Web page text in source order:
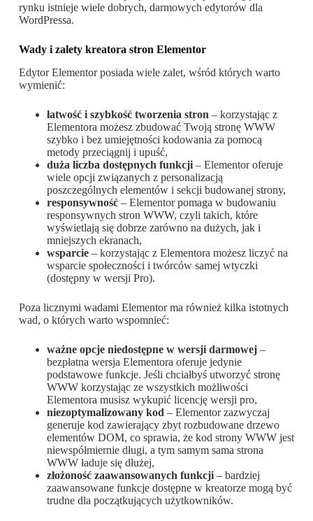
rynku istnieje wiele dobrych, darmowych edytorów dla
WordPressa.
Wady i zalety kreatora stron Elementor
Edytor Elementor posiada wiele zalet, wśród których warto
wymienić:
łatwość i szybkość tworzenia stron – korzystając z
Elementora możesz zbudować Twoją stronę WWW
szybko i bez umiejętności kodowania za pomocą
metody przeciągnij i upuść,
duża liczba dostępnych funkcji– Elementor oferuje
wiele opcji związanych z personalizacją
poszczególnych elementów i sekcji budowanej strony,
responsywność– Elementor pomaga w budowaniu
responsywnych stron WWW, czyli takich, które
wyświetlają się dobrze zarówno na dużych, jak i
mniejszych ekranach,
wsparcie– korzystając z Elementora możesz liczyć na
wsparcie społeczności i twórców samej wtyczki
(dostępny w wersji Pro).
Poza licznymi wadami Elementor ma również kilka istotnych
wad, o których warto wspomnieć:
ważne opcje niedostępne w wersji darmowej–
bezpłatna wersja Elementora oferuje jedynie
podstawowe funkcje. Jeśli chciałbyś utworzyć stronę
WWW korzystając ze wszystkich możliwości
Elementora musisz wykupić licencję wersji pro,
niezoptymalizowany kod – Elementor zazwyczaj
generuje kod zawierający zbyt rozbudowane drzewo
elementów DOM, co sprawia, że kod strony WWW jest
niewspółmiernie długi, a tym samym sama strona
WWW ładuje się dłużej,
złożoność zaawansowanych funkcji– bardziej
zaawansowane funkcje dostępne w kreatorze mogą być
trudne dla początkujących użytkowników.